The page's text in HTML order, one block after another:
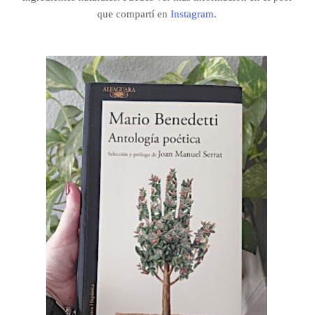
que compartí en Instagram.